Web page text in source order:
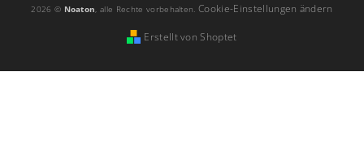
2026 © Noaton, alle Rechte vorbehalten.Cookie-Einstellungen ändern
Erstellt von Shoptet